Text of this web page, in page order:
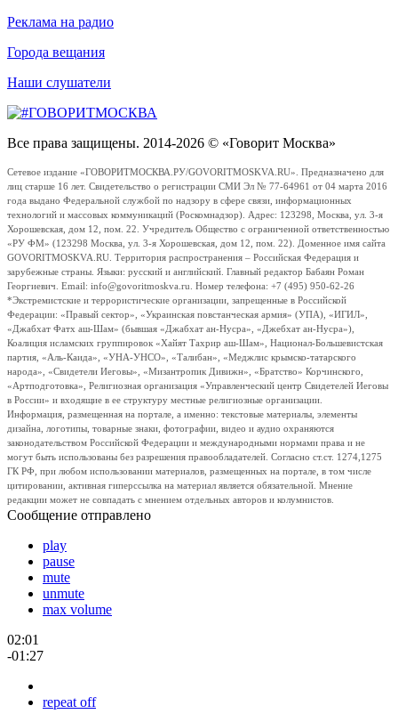
Реклама на радио
Города вещания
Наши слушатели
Все права защищены. 2014-2026 © «Говорит Москва»
Сетевое издание «ГОВОРИТМОСКВА.РУ/GOVORITMOSKVA.RU». Предназначено для
лиц старше 16 лет. Свидетельство о регистрации СМИ Эл № 77-64961 от 04 марта 2016
года выдано Федеральной службой по надзору в сфере связи, информационных
технологий и массовых коммуникаций (Роскомнадзор). Адрес: 123298, Москва, ул. 3-я
Хорошевская, дом 12, пом. 22. Учредитель Общество с ограниченной ответственностью
«РУ ФМ» (123298 Москва, ул. 3-я Хорошевская, дом 12, пом. 22). Доменное имя сайта
GOVORITMOSKVA.RU. Территория распространения – Российская Федерация и
зарубежные страны. Языки: русский и английский. Главный редактор Бабаян Роман
Георгиевич. Email: info@govoritmoskva.ru. Номер телефона: +7 (495) 950-62-26
*Экстремистские и террористические организации, запрещенные в Российской
Федерации: «Правый сектор», «Украинская повстанческая армия» (УПА), «ИГИЛ»,
«Джабхат Фатх аш-Шам» (бывшая «Джабхат ан-Нусра», «Джебхат ан-Нусра»),
Коалиция исламских группировок «Хайят Тахрир аш-Шам», Национал-Большевистская
партия, «Аль-Каида», «УНА-УНСО», «Талибан», «Меджлис крымско-татарского
народа», «Свидетели Иеговы», «Мизантропик Дивижн», «Братство» Корчинского,
«Артподготовка», Религиозная организация «Управленческий центр Свидетелей Иеговы
в России» и входящие в ее структуру местные религиозные организации.
Информация, размещенная на портале, а именно: текстовые материалы, элементы
дизайна, логотипы, товарные знаки, фотографии, видео и аудио охраняются
законодательством Российской Федерации и международными нормами права и не
могут быть использованы без разрешения правообладателей. Согласно ст.ст. 1274,1275
ГК РФ, при любом использовании материалов, размещенных на портале, в том числе
цитировании, активная гиперссылка на материал является обязательной. Мнение
редакции может не совпадать с мнением отдельных авторов и колумнистов.
Сообщение отправлено
play
pause
mute
unmute
max volume
02:01
-01:27
repeat off